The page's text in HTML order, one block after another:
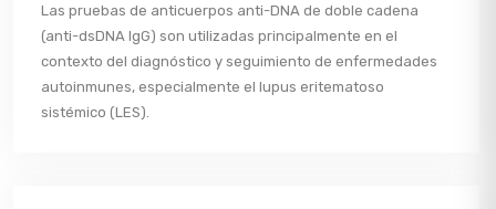
Las pruebas de anticuerpos anti-DNA de doble cadena
(anti-dsDNA IgG) son utilizadas principalmente en el
contexto del diagnóstico y seguimiento de enfermedades
autoinmunes, especialmente el lupus eritematoso
sistémico (LES).